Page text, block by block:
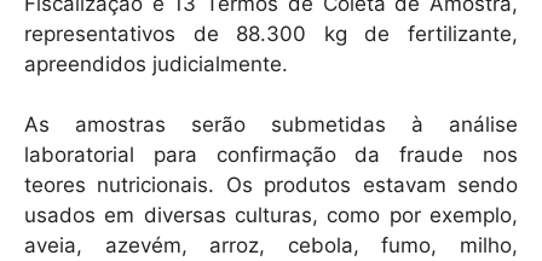
representativos de 88.300 kg de fertilizante,
apreendidos judicialmente.
As amostras serão submetidas à análise
laboratorial para confirmação da fraude nos
teores nutricionais. Os produtos estavam sendo
usados em diversas culturas, como por exemplo,
aveia, azevém, arroz, cebola, fumo, milho,